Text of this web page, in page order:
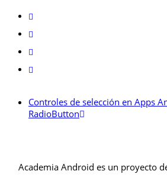
Controles de selección en Apps
RadioButton
Academia Android es un proyecto